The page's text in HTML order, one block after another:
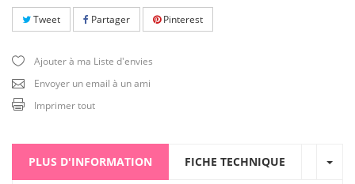
Tweet Partager Pinterest
Ajouter à ma Liste d'envies
Envoyer un email à un ami
Imprimer tout
PLUS D'INFORMATION FICHE TECHNIQUE